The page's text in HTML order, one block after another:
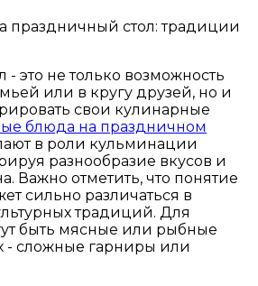
это не только возможность
или в кругу друзей, но и
свои кулинарные
блюда на праздничном
в роли кульминации
разнообразие вкусов и
Важно отметить, что понятие
сильно различаться в
традиций. Для
быть мясные или рыбные
- сложные гарниры или